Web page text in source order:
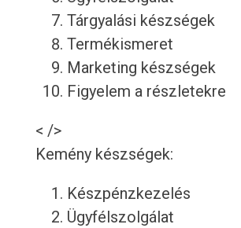
Tárgyalási készségek
Termékismeret
Marketing készségek
Figyelem a részletekre
< />
Kemény készségek:
Készpénzkezelés
Ügyfélszolgálat